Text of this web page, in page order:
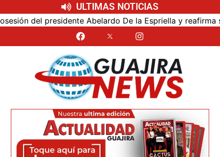
ULTIMAS NOTICIAS
presidente Abelardo De la Espriella y reafirma su